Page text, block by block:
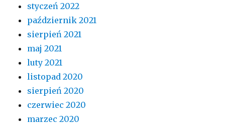
styczeń 2022
październik 2021
sierpień 2021
maj 2021
luty 2021
listopad 2020
sierpień 2020
czerwiec 2020
marzec 2020